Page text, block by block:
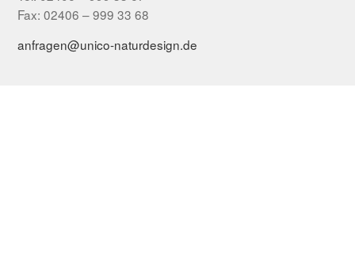
Fax: 02406 – 999 33 68
anfragen@unico-naturdesign.de